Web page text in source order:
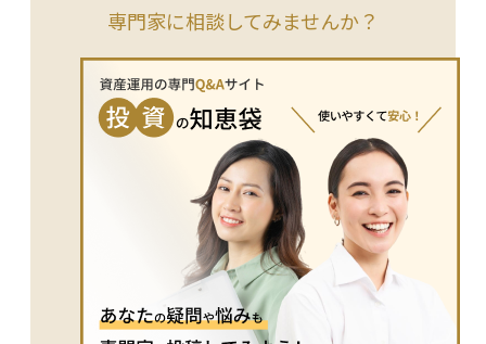
動は生じ、投資成果は市場環境や企業状況によって左右されま
無意識に同一視されることも少なくありませんが、実際には非
上場株式という別の区分が存在します。両者は取引の仕組みや
流動性、評価の考え方が大きく異なります。上場株式は市場価
格が常に形成される一方で、その価格は短期的な需給や投資家
心理の影響も強く受けるため、必ずしも企業価値そのものを安
定的に反映しているとは限りません。 上場株式という言葉
は、「どこで、どのようなルールの下で取引されている株式
か」を示すための制度的な区分を表しています。投資判断や制
度理解の場面では、企業名や株価だけでなく、その株式が上場
株式としてどの市場に位置づけられているのかを意識すること
で、取引環境や前提条件をより正確に捉えることができます。
取得方法としてはベンチャーキャピタル（VC）、エンジェル
投資家、投資ファンド、従業員持株会などを通じた投資が一般
的です。 また、売却や譲渡には会社の承認が必要な場合が多
く、定款や契約によって譲渡制限が設けられていることもあり
ます。そのため、希望するタイミングで売却できるとは限りま
を期待できる一方で、換金の難しさや情報の透明性の低さとい
ったリスクもあります。未公開企業は決算情報や事業計画の開
示義務がない場合もあり、投資判断が難しくなる可能性がある
ため、十分な調査が必要です。 さらに、非上場株式は相続や
贈与の際の評価が難しいという課題もあります。相続税や贈与
税の計算では、国税庁の「財産評価基本通達」に基づき、類似
業種比準方式や純資産価額方式などの方法で評価されます。し
かし、これらの方式による評価額は事業の業績や市場環境によ
って変動しやすく、納税額が予想以上に高くなることがありま
専門家に相談してみませんか？